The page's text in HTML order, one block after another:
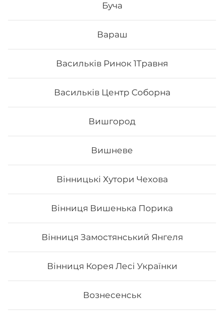
Буча
Вараш
Васильків Ринок 1Травня
Васильків Центр Соборна
Вишгород
Вишневе
Вінницькі Хутори Чехова
Вінниця Вишенька Порика
Вінниця Замостянський Янгеля
Вінниця Корея Лесі Українки
Вознесенськ
Авокадо рол з смаженим лососем
та манго
Вага: 295 г Склад: норі, рис, сир філа, тобіко, авокадо,
197₴